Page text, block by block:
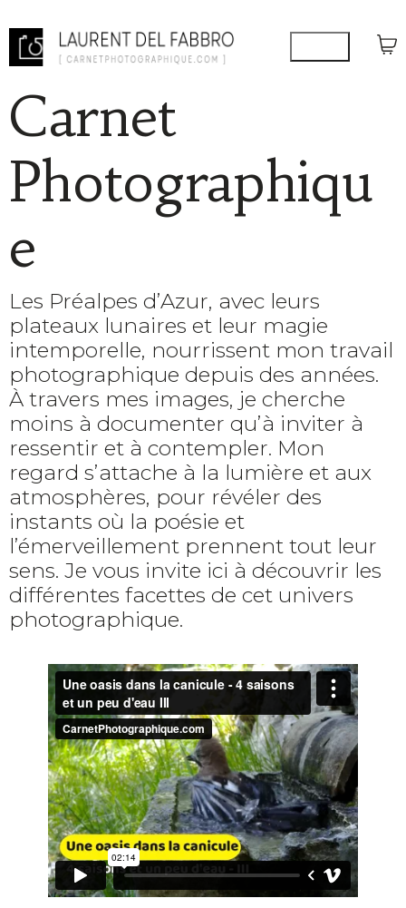
Carnet
Photographiqu
e
Les Préalpes d’Azur, avec leurs
plateaux lunaires et leur magie
intemporelle, nourrissent mon travail
photographique depuis des années.
À travers mes images, je cherche
moins à documenter qu’à inviter à
ressentir et à contempler. Mon
regard s’attache à la lumière et aux
atmosphères, pour révéler des
instants où la poésie et
l’émerveillement prennent tout leur
sens. Je vous invite ici à découvrir les
différentes facettes de cet univers
photographique.